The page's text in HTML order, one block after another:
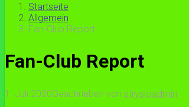
Startseite
Allgemein
Fan-Club Report
Fan-Club Report
1. Juli 2020Geschrieben von strysioadmin